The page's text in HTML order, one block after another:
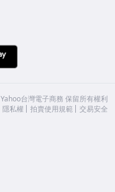
Yahoo台灣電子商務 保留所有權利
隱私權 拍賣使用規範 交易安全